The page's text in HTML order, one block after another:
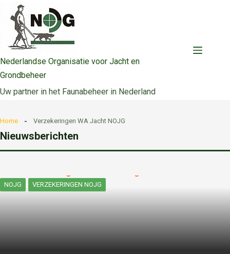
naar
inhoud
Nederlandse Organisatie voor Jacht en
Grondbeheer
Uw partner in het Faunabeheer in Nederland
Home Verzekeringen WA Jacht NOJG
Nieuwsberichten
NOJG VERZEKERINGEN NOJG